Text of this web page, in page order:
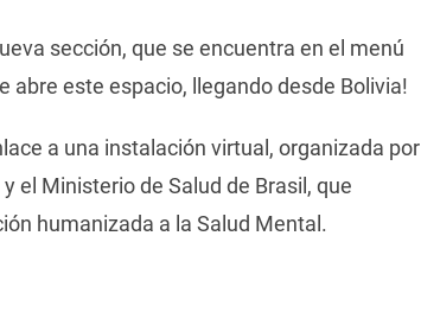
sección, que se encuentra en el menú
abre este espacio, llegando desde Bolivia!
a una instalación virtual, organizada por
el Ministerio de Salud de Brasil, que
humanizada a la Salud Mental.